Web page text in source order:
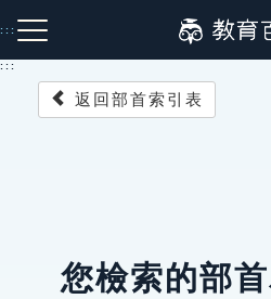
到
主
:::
:::
返回部首索引表
您檢索的部首